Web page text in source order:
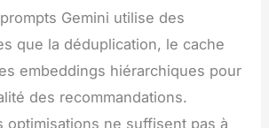
Gemini utilise des
que la déduplication, le cache
embeddings hiérarchiques pour
des recommandations.
optimisations ne suffisent pas à